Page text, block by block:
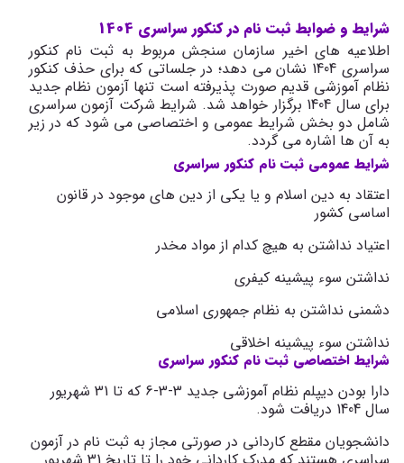
شرایط و ضوابط ثبت نام در کنکور سراسری 1404
اطلاعیه های اخیر سازمان سنجش مربوط به ثبت نام کنکور
سراسری 1404 نشان می دهد؛ در جلساتی که برای حذف کنکور
نظام آموزشی قدیم صورت پذیرفته است تنها آزمون نظام جدید
برای سال 1404 برگزار خواهد شد. شرایط شرکت آزمون سراسری
شامل دو بخش شرایط عمومی و اختصاصی می شود که در زیر
به آن ها اشاره می گردد.
شرایط عمومی ثبت نام کنکور سراسری
اعتقاد به دین اسلام و یا یکی از دین های موجود در قانون
اساسی کشور
اعتیاد نداشتن به هیچ کدام از مواد مخدر
نداشتن سوء پیشینه کیفری
دشمنی نداشتن به نظام جمهوری اسلامی
نداشتن سوء پیشینه اخلاقی
شرایط اختصاصی ثبت نام کنکور سراسری
دارا بودن دیپلم نظام آموزشی جدید 3-3-6 که تا 31 شهریور
سال 1404 دریافت شود.
دانشجویان مقطع کاردانی در صورتی مجاز به ثبت نام در آزمون